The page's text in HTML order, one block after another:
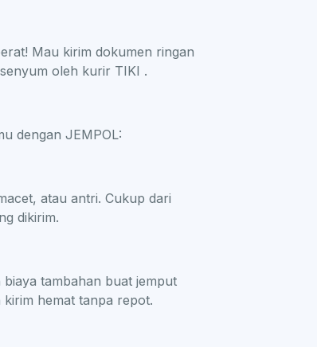
Mau kirim dokumen ringan
oleh kurir TIKI .
dengan JEMPOL:
atau antri. Cukup dari
dikirim.
tambahan buat jemput
hemat tanpa repot.